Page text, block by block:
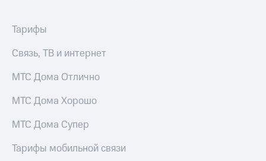
Тарифы
Связь, ТВ и интернет
МТС Дома Отлично
МТС Дома Хорошо
МТС Дома Супер
Тарифы мобильной связи